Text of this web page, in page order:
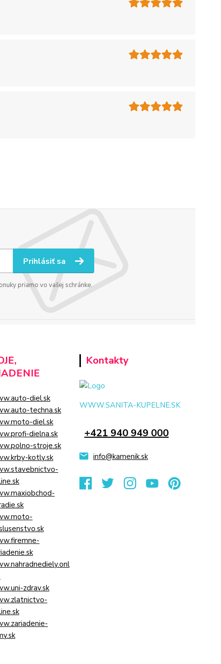
Prihlásiť sa
priamo vo vašej schránke.
diel.sk
techna.sk
diel.sk
dielna.sk
stroje.sk
kotly.sk
zdrav.sk
Kontakty
WWW.SANITA-KUPELNE.SK
+421 940 949 000
info@kamenik.sk